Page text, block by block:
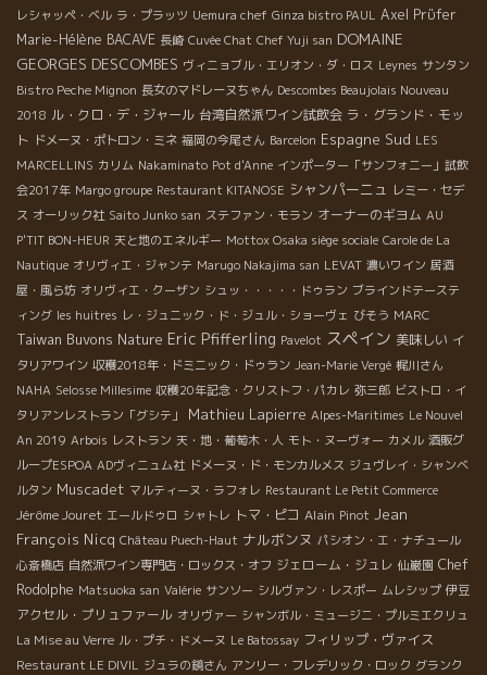
レシャッペ・ベル ラ・プラッツ Uemura chef Ginza bistro PAUL Axel Prϋfer
Marie-Hélène BACAVE 長崎 Cuvée Chat Chef Yuji san DOMAINE
GEORGES DESCOMBES ヴィニョブル・エリオン・ダ・ロス Leynes サンタン
Bistro Peche Mignon 長女のマドレーヌちゃん Descombes Beaujolais Nouveau
2018 ル・クロ・デ・ジャール 台湾自然派ワイン試飲会 ラ・グランド・モッ
ト ドメーヌ・ポトロン・ミネ 福岡の今尾さん Barcelon Espagne Sud LES
MARCELLINS カリム Nakaminato Pot d'Anne インポーター「サンフォニー」試飲
会2017年 Margo groupe Restaurant KITANOSE シャンパーニュ
レミー・セデ
ス オーリック社 Saito Junko san ステファン・モラン オーナーのギヨム AU
P'TIT BON-HEUR 天と地のエネルギー Mottox Osaka siège sociale Carole de La
Nautique オリヴィエ・ジャンテ Marugo Nakajima san LEVAT 濃いワイン 居酒
屋・風ら坊 オリヴィエ・クーザン シュッ・・・・・ドゥラン ブラインドテーステ
ィング les huitres レ・ジュニック・ド・ジュル・ショーヴェ びそう MARC
Taiwan Buvons Nature Eric Pfifferling Pavelot スペイン 美味しい イ
タリアワイン 収穫2018年・ドミニック・ドゥラン Jean-Marie Vergé 梶川さん
NAHA Selosse Millesime 収穫20年記念・クリストフ・パカレ 弥三郎 ビストロ・イ
タリアンレストラン「グシテ」
Mathieu Lapierre Alpes-Maritimes Le Nouvel
An 2019 Arbois レストラン 天・地・葡萄木・人 モト・ヌーヴォー カメル 酒販グ
ループESPOA ADヴィニュム社 ドメーヌ・ド・モンカルメス ジュヴレイ・シャンベ
ルタン Muscadet マルティーヌ・ラフォレ Restaurant Le Petit Commerce
Jérôme Jouret エールドゥロ シャトレ トマ・ピコ Alain Pinot Jean
François Nicq Château Puech-Haut ナルボンヌ パシオン・エ・ナチュール
心斎橋店 自然派ワイン専門店・ロックス・オフ ジェローム・ジュレ 仙巌園 Chef
Rodolphe Matsuoka san Valérie サンソー シルヴァン・レスポー ムレシップ 伊豆
アクセル・プリュファール オリヴァー シャンボル・ミュージニ・プルミエクリュ
La Mise au Verre ル・プチ・ドメーヌ Le Batossay フィリップ・ヴァイス
Restaurant LE DIVIL ジュラの鏡さん アンリー・フレデリック・ロック グランク